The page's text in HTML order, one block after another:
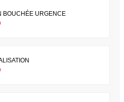
BOUCHÉE URGENCE